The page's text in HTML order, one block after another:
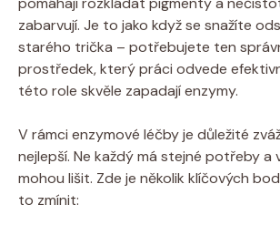
zabarvují. Je to jako když se snažíte
starého trička – potřebujete ten
prostředek, který práci odvede
této role skvěle zapadají enzymy.
V rámci enzymové léčby je důležité
nejlepší. Ne každý má stejné potřeby a
mohou lišit. Zde je několik klíčových
to zmínit: